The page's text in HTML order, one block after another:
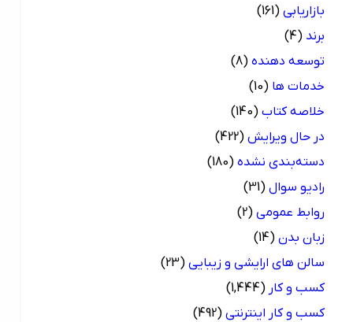
بازاریابی (161)
(4)
توسعه دهنده (8)
خدمات ها (10)
خلاصه کتاب (140)
در حال ویرایش (422)
دسته‌بندی نشده (180)
رادیو سوال (31)
روابط عمومی (2)
زبان بدن (14)
سالن های ارایشی و زیبایی (23)
کسب و کار (1,444)
کسب و کار اینترنتی (492)